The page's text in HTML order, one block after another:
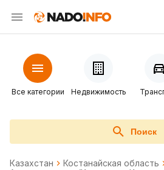
Все категории Недвижимость
Поиск
Казахстан
Костанайская область